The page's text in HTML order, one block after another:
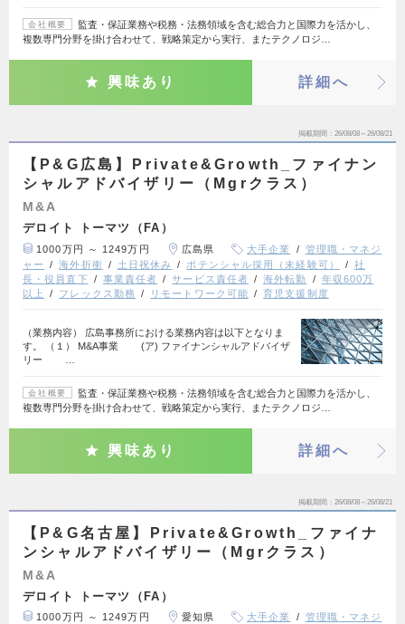
会社概要
監査・保証業務や税務・法務領域を含む総合力と国際力を活かし、
複数専門分野を掛け合わせて、戦略策定から実行、またテクノロジ…
興味あり 詳細へ
掲載期間 26/08/08～26/08/21
【P&G広島】Private&Growth_ファイナン
シャルアドバイザリー（Mgrクラス）
M&A
デロイト トーマツ（FA）
1000万円 ～ 1249万円 広島県 大手企業
管理職・マネジ
ャー
海外折衝 土日祝休み ポテンシャル採用（未経験可）
社
長・役員直下
事業責任者 サービス責任者 海外転勤
年収600万
以上
フレックス勤務 リモートワーク可能 育児支援制度
（業務内容） 広島事務所における業務内容は以下となりま
す。 （１） M&A事業 (ア) ファイナンシャルアドバイザ
リー …
会社概要
監査・保証業務や税務・法務領域を含む総合力と国際力を活かし、
複数専門分野を掛け合わせて、戦略策定から実行、またテクノロジ…
興味あり 詳細へ
掲載期間 26/08/08～26/08/21
【P&G名古屋】Private&Growth_ファイナ
ンシャルアドバイザリー（Mgrクラス）
M&A
デロイト トーマツ（FA）
1000万円 ～ 1249万円 愛知県 大手企業
管理職・マネジ